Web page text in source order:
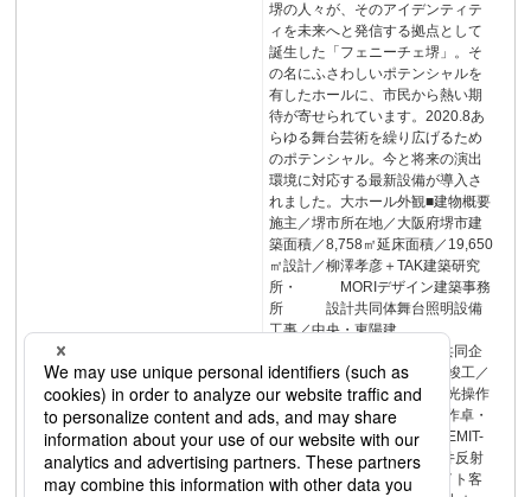
堺の人々が、そのアイデンティテ
ィを未来へと発信する拠点として
誕生した「フェニーチェ堺」。そ
の名にふさわしいポテンシャルを
有したホールに、市民から熱い期
待が寄せられています。2020.8あ
らゆる舞台芸術を繰り広げるため
のポテンシャル。今と将来の演出
環境に対応する最新設備が導入さ
れました。大ホール外観■建物概要
施主／堺市所在地／大阪府堺市建
築面積／8,758㎡延床面積／19,650
㎡設計／柳澤孝彦＋TAK建築研究
所・ MORIデザイン建築事務
所 設計共同体舞台照明設備
工事／中央・東陽建
設 工事共同企
業体オープン／2019年10月竣工／
2019年2月■納入機器記憶調光操作
卓・パコリスNE記憶調光操作卓・
パレータスγ分散型調光器 EMIT-
AXR舞台用照明器具LED天井反射
板ライトLED客席ダウンライト客